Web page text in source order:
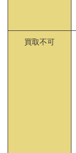
買取不可